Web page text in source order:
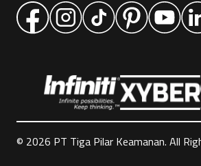
© 2026 PT Tiga Pilar Keamanan. All